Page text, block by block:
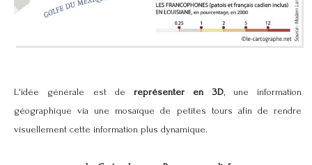
L'idée générale est de représenter en 3D, une information
géographique via une mosaïque de petites tours afin de rendre
visuellement cette information plus dynamique.